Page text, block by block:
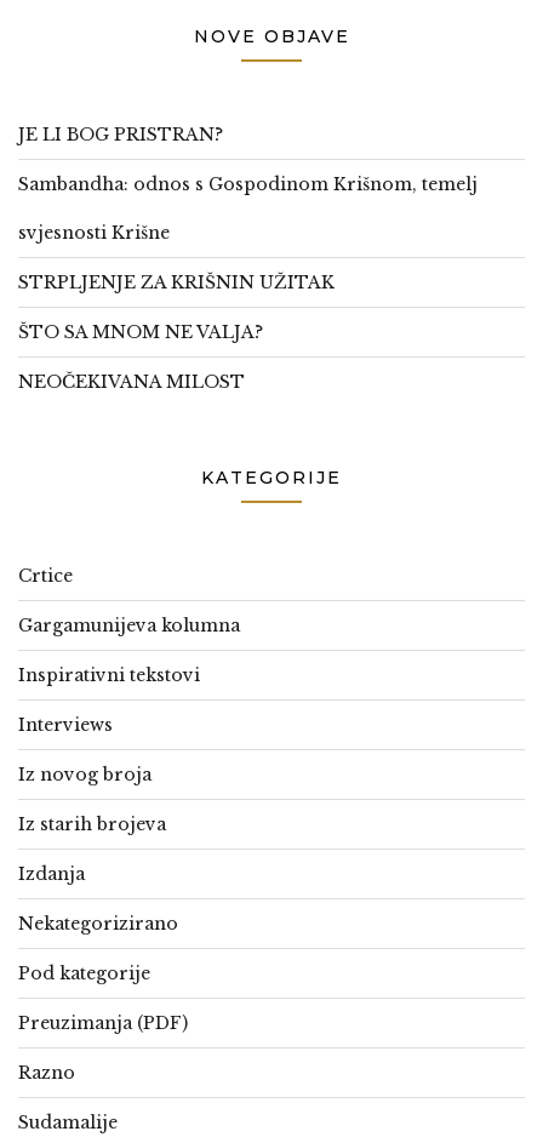
NOVE OBJAVE
JE LI BOG PRISTRAN?
Sambandha: odnos s Gospodinom Krišnom, temelj
svjesnosti Krišne
STRPLJENJE ZA KRIŠNIN UŽITAK
ŠTO SA MNOM NE VALJA?
NEOČEKIVANA MILOST
KATEGORIJE
Crtice
Gargamunijeva kolumna
Inspirativni tekstovi
Interviews
Iz novog broja
Iz starih brojeva
Izdanja
Nekategorizirano
Pod kategorije
Preuzimanja (PDF)
Razno
Sudamalije